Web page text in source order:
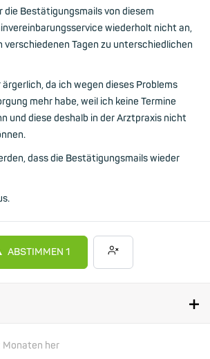
die Bestätigungsmails von diesem
wiederholt nicht an,
verschiedenen Tagen zu unterschiedlichen
da ich wegen dieses Problems
mehr habe, weil ich keine Termine
und diese deshalb in der Arztpraxis nicht
dass die Bestätigungsmails wieder
ABSTIMMEN 1
Monaten her